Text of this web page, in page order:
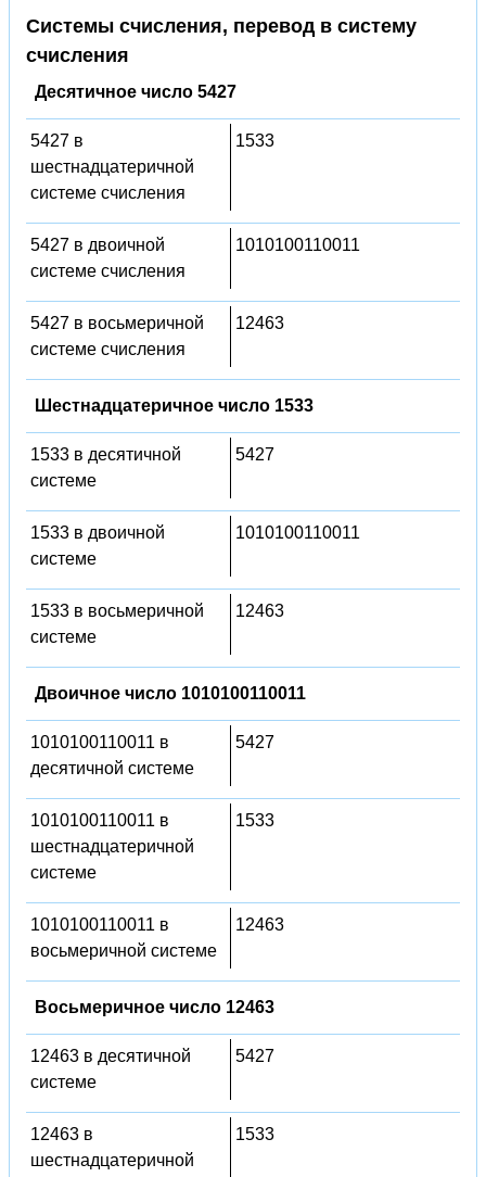
Системы счисления, перевод в систему
счисления
Десятичное число 5427
5427 в
шестнадцатеричной
системе счисления
1533
5427 в двоичной
системе счисления
1010100110011
5427 в восьмеричной
системе счисления
12463
Шестнадцатеричное число 1533
1533 в десятичной
системе
5427
1533 в двоичной
системе
1010100110011
1533 в восьмеричной
системе
12463
Двоичное число 1010100110011
1010100110011 в
десятичной системе
5427
1010100110011 в
шестнадцатеричной
системе
1533
1010100110011 в
восьмеричной системе
12463
Восьмеричное число 12463
12463 в десятичной
системе
5427
12463 в
шестнадцатеричной
1533